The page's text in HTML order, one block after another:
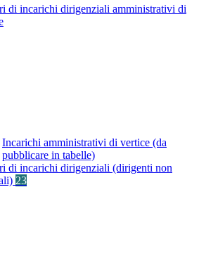
di incarichi dirigenziali amministrativi di
Incarichi amministrativi di vertice (da
pubblicare in tabelle)
di incarichi dirigenziali (dirigenti non
23